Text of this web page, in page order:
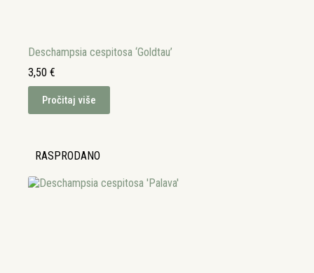
Deschampsia cespitosa ‘Goldtau’
3,50 €
Pročitaj više
RASPRODANO